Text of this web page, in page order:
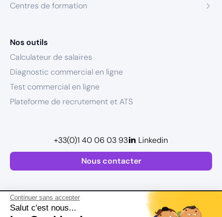
Continuer sans accepter
Salut c'est nous...
Centres de formation
Nos outils
Calculateur de salaires
Diagnostic commercial en ligne
Test commercial en ligne
Plateforme de recrutement et ATS
Nous contacter
+33(0)1 40 06 03 93 Linkedin